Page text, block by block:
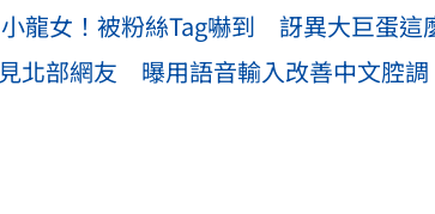
龍女！被粉絲Tag嚇到 訝異大巨蛋這
北部網友 曝用語音輸入改善中文腔調